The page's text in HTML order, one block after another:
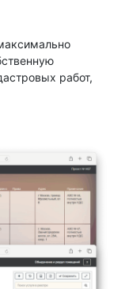
работ,